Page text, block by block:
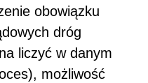
obowiązku
dróg
liczyć w danym
możliwość